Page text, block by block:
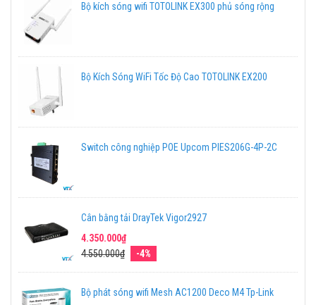
Bộ kích sóng wifi TOTOLINK EX300 phủ sóng rộng
Bộ Kích Sóng WiFi Tốc Độ Cao TOTOLINK EX200
Switch công nghiệp POE Upcom PIES206G-4P-2C
Cân bằng tải DrayTek Vigor2927
4.350.000₫
4.550.000₫
-4%
Bộ phát sóng wifi Mesh AC1200 Deco M4 Tp-Link